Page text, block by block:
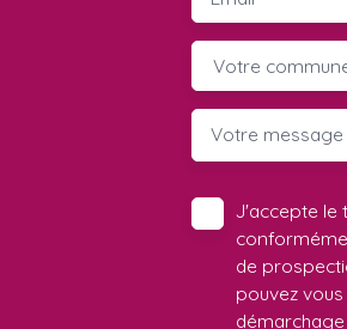
Votre
Votre message
J'accepte le
de
pouvez